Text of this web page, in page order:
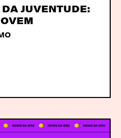
JUVENTUDE: